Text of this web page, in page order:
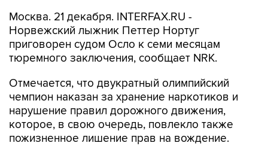
Москва. 21 декабря. INTERFAX.RU -
Норвежский лыжник Петтер Нортуг
приговорен судом Осло к семи месяцам
тюремного заключения, сообщает NRK.
Отмечается, что двукратный олимпийский
чемпион наказан за хранение наркотиков и
нарушение правил дорожного движения,
которое, в свою очередь, повлекло также
пожизненное лишение прав на вождение.